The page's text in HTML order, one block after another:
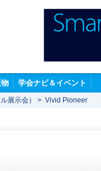
学会ナビ＆イベント
展示会） > Vivid Pioneer